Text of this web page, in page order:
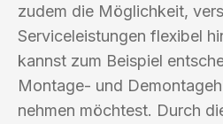
zudem die Möglichkeit,
Serviceleistungen flexibel
kannst zum Beispiel
Montage- und
nehmen möchtest. Durch